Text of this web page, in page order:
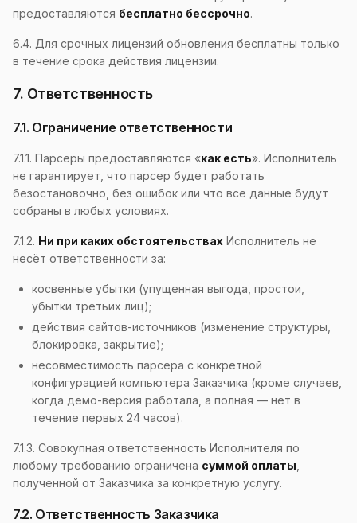
предоставляются бесплатно бессрочно.
6.4. Для срочных лицензий обновления бесплатны только
в течение срока действия лицензии.
7. Ответственность
7.1. Ограничение ответственности
7.1.1. Парсеры предоставляются «как есть». Исполнитель
не гарантирует, что парсер будет работать
безостановочно, без ошибок или что все данные будут
собраны в любых условиях.
7.1.2. Ни при каких обстоятельствах Исполнитель не
несёт ответственности за:
косвенные убытки (упущенная выгода, простои,
убытки третьих лиц);
действия сайтов-источников (изменение структуры,
блокировка, закрытие);
несовместимость парсера с конкретной
конфигурацией компьютера Заказчика (кроме случаев,
когда демо-версия работала, а полная — нет в
течение первых 24 часов).
7.1.3. Совокупная ответственность Исполнителя по
любому требованию ограничена суммой оплаты
полученной от Заказчика за конкретную услугу.
7.2. Ответственность Заказчика